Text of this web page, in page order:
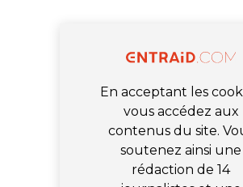
En acceptant les
vous accédez aux
contenus du site.
soutenez ainsi une
rédaction de 14